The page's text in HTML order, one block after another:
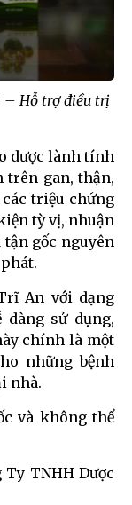
– Hỗ trợ điều trị
dược lành tính
trên gan, thận,
triệu chứng
tỳ vị, nhuận
gốc nguyên
An với dạng
sử dụng,
chính là một
những bệnh
nhà.
và không thể
TNHH Dược